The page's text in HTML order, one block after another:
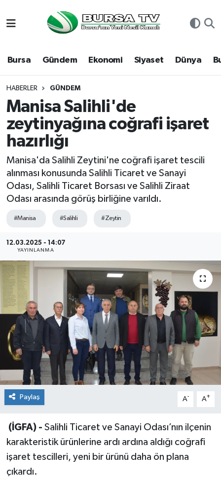
Bursa Gündem Ekonomi Siyaset Dünya
HABERLER GÜNDEM
Manisa Salihli'de
zeytinyağına coğrafi işaret
hazırlığı
Manisa'da Salihli Zeytini'ne coğrafi işaret tescili
alınması konusunda Salihli Ticaret ve Sanayi
Odası, Salihli Ticaret Borsası ve Salihli Ziraat
Odası arasında görüş birliğine varıldı.
#Manisa #Salihli #Zeytin
12.03.2025 - 14:07
YAYINLANMA
Paylaş A- A+
(İGFA) - Salihli Ticaret ve Sanayi Odası’nın ilçenin
karakteristik ürünlerine ardı ardına aldığı coğrafi
işaret tescilleri, yeni bir ürünü daha ön plana
çıkardı.
Bursa
Dünya
Eğitim
Ekonomi
Genel
Gündem
Sağlık
Teknoloji
Türkiye
Hava Durumu
Namaz Vakitleri
Trafik Durumu
Süper Lig Puan Durumu ve Fikstür
Tüm Manşetler
Son Dakika Haberleri